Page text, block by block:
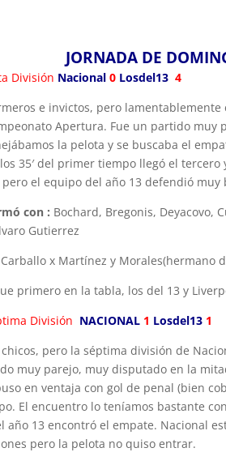
JORNADA DE
División Nacional0 Losdel13 4
e invictos, pero
Apertura. Fue un partido
la pelota y se buscaba el
35′ del primer tiempo llegó el
pero el equipo del año 13 defendió
con : Bochard, Bregonis, Deyacovo,
Gutierrez
Carballo x Martínez y Morales(hermano
primero en la tabla, los del 13 y
División NACIONAL 1 Losdel13 1
chicos, pero la séptima división de
muy parejo, muy disputado en la
en ventaja con gol de penal (bien
El encuentro lo teníamos bastante
año 13 encontró el empate. Nacional
pero la pelota no quiso entrar.